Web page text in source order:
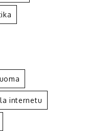
internetu